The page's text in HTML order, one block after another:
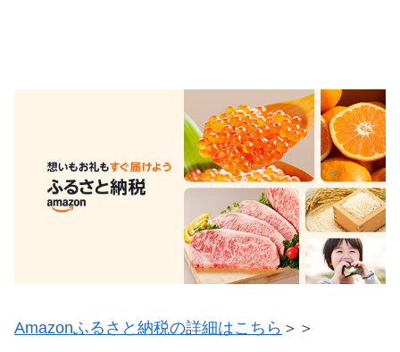
Amazonふるさと納税の詳細はこちら ＞＞